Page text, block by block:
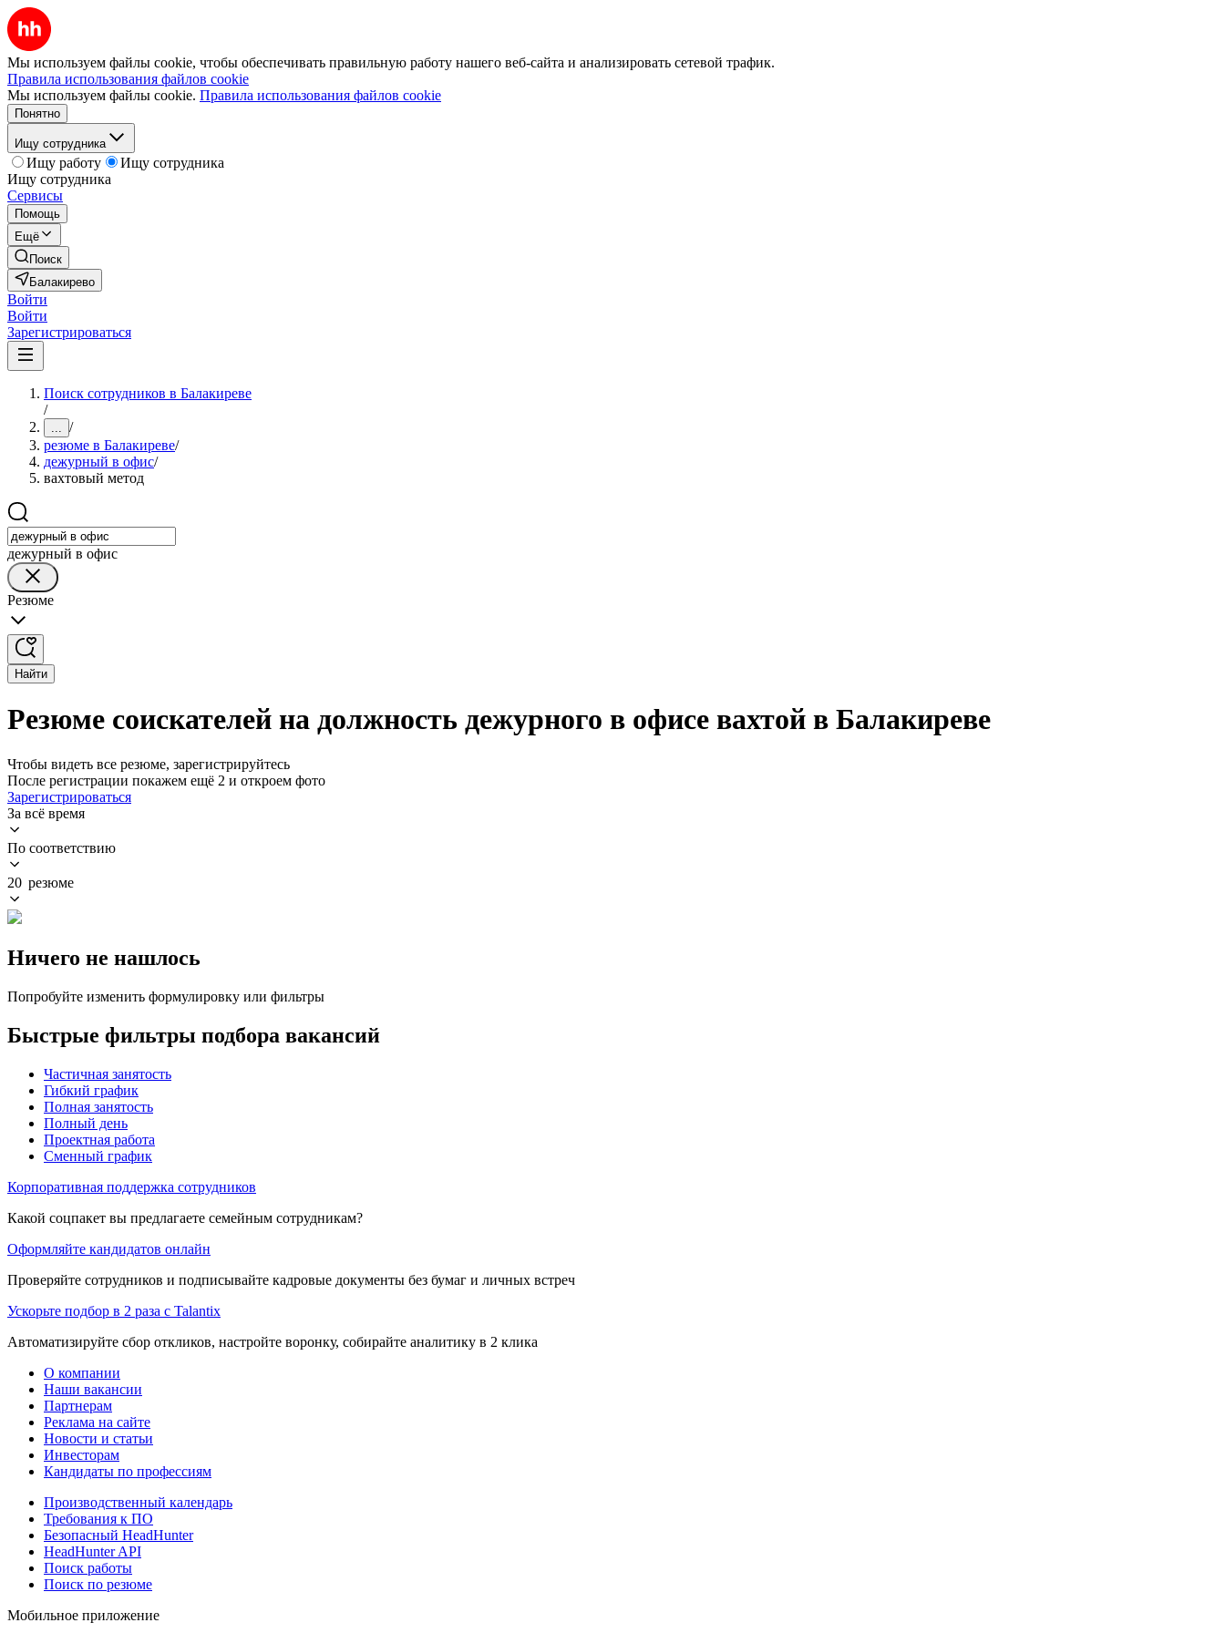
Мы используем файлы cookie, чтобы обеспечивать правильную работу нашего веб-сайта и анализировать сетевой трафик.
Правила использования файлов cookie
Мы используем файлы cookie. Правила использования файлов cookie
Понятно
Ищу сотрудника
Ищу работу
Ищу сотрудника
Ищу сотрудника
Сервисы
Помощь
Ещё
Поиск
Балакирево
Войти
Войти
Зарегистрироваться
Поиск сотрудников в Балакиреве
/
... /
резюме в Балакиреве/
дежурный в офис/
вахтовый метод
дежурный в офис
Резюме
Найти
Резюме соискателей на должность дежурного в офисе вахтой в Балакиреве
Чтобы видеть все резюме, зарегистрируйтесь
После регистрации покажем ещё 2 и откроем фото
Зарегистрироваться
За всё время
По соответствию
20 резюме
Ничего не нашлось
Попробуйте изменить формулировку или фильтры
Быстрые фильтры подбора вакансий
Частичная занятость
Гибкий график
Полная занятость
Полный день
Проектная работа
Сменный график
Корпоративная поддержка сотрудников
Какой соцпакет вы предлагаете семейным сотрудникам?
Оформляйте кандидатов онлайн
Проверяйте сотрудников и подписывайте кадровые документы без бумаг и личных встреч
Ускорьте подбор в 2 раза с Talantix
Автоматизируйте сбор откликов, настройте воронку, собирайте аналитику в 2 клика
О компании
Наши вакансии
Партнерам
Реклама на сайте
Новости и статьи
Инвесторам
Кандидаты по профессиям
Производственный календарь
Требования к ПО
Безопасный HeadHunter
HeadHunter API
Поиск работы
Поиск по резюме
Мобильное приложение